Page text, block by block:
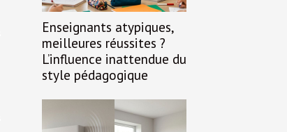
Enseignants atypiques,
meilleures réussites ?
L’influence inattendue du
style pédagogique